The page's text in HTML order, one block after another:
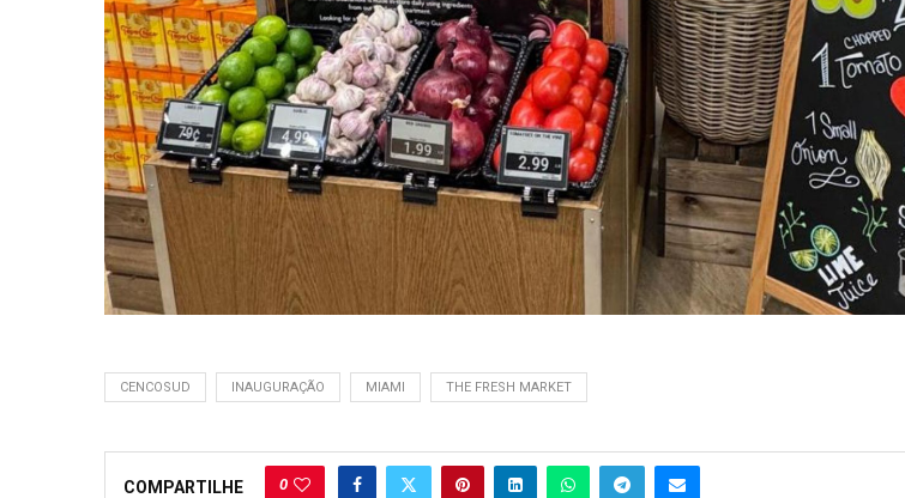
CENCOSUD INAUGURAÇÃO MIAMI THE FRESH MARKET
COMPARTILHE 0